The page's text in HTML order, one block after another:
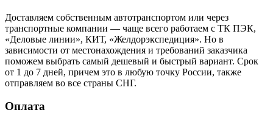
Доставляем собственным автотранспортом или через
транспортные компании — чаще всего работаем с ТК ПЭК,
«Деловые линии», КИТ, «Желдорэкспедиция». Но в
зависимости от местонахождения и требований заказчика
поможем выбрать самый дешевый и быстрый вариант. Срок
от 1 до 7 дней, причем это в любую точку России, также
отправляем во все страны СНГ.
Оплата